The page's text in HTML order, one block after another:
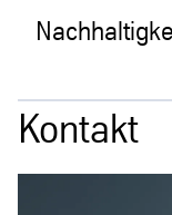
Kontakt